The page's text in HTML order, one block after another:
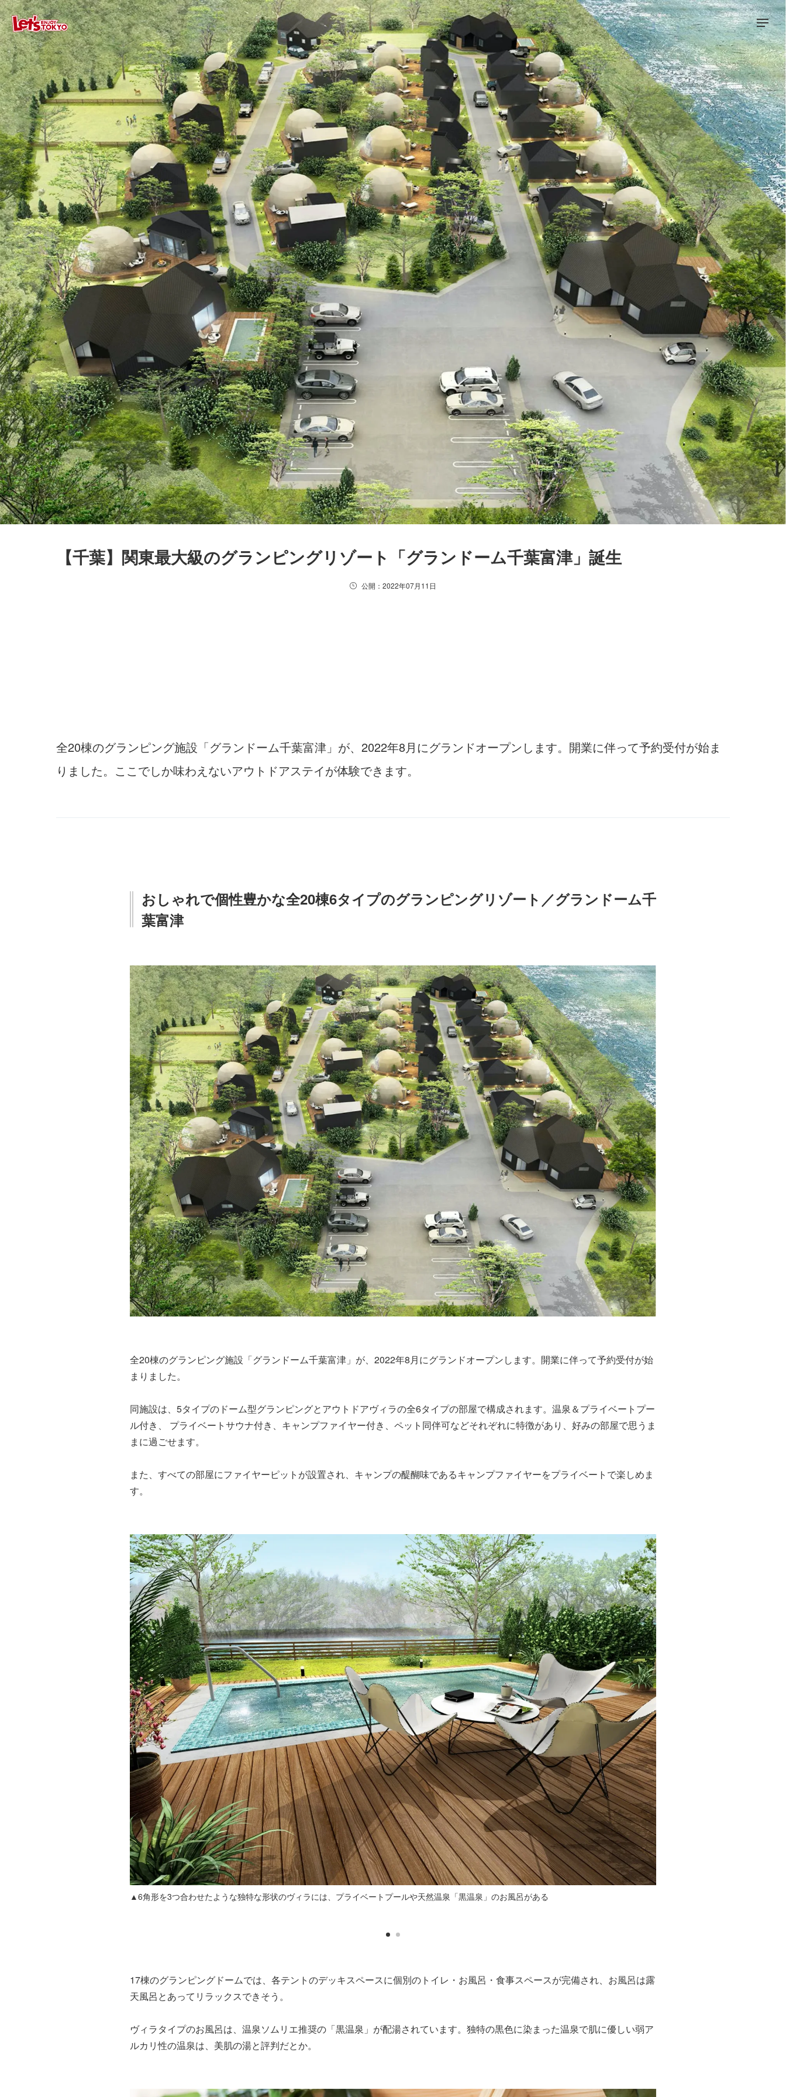
【千葉】関東最大級のグランピングリゾート「グランドーム千葉富津」誕生
公開：2022年07月11日
全20棟のグランピング施設「グランドーム千葉富津」が、2022年8月にグランドオープンします。開業に伴って予約受付が始ま
りました。ここでしか味わえないアウトドアステイが体験できます。
おしゃれで個性豊かな全20棟6タイプのグランピングリゾート／グランドーム千
葉富津
全20棟のグランピング施設「グランドーム千葉富津」が、2022年8月にグランドオープンします。開業に伴って予約受付が始
まりました。
同施設は、5タイプのドーム型グランピングとアウトドアヴィラの全6タイプの部屋で構成されます。温泉＆プライベートプー
ル付き、 プライベートサウナ付き、キャンプファイヤー付き、ペット同伴可などそれぞれに特徴があり、好みの部屋で思うま
まに過ごせます。
また、すべての部屋にファイヤーピットが設置され、キャンプの醍醐味であるキャンプファイヤーをプライベートで楽しめま
す。
▲6角形を3つ合わせたような独特な形状のヴィラには、プライベートプールや天然温泉「黒温泉」のお風呂がある
17棟のグランピングドームでは、各テントのデッキスペースに個別のトイレ・お風呂・食事スペースが完備され、お風呂は露
天風呂とあってリラックスできそう。
ヴィラタイプのお風呂は、温泉ソムリエ推奨の「黒温泉」が配湯されています。独特の黒色に染まった温泉で肌に優しい弱ア
ルカリ性の温泉は、美肌の湯と評判だとか。